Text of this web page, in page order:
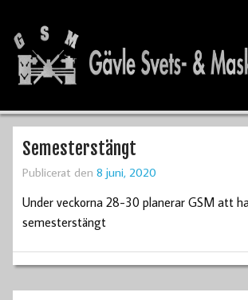
Semesterstängt
Publicerat den 8 juni, 2020
Under veckorna 28-30 planerar GSM att
semesterstängt